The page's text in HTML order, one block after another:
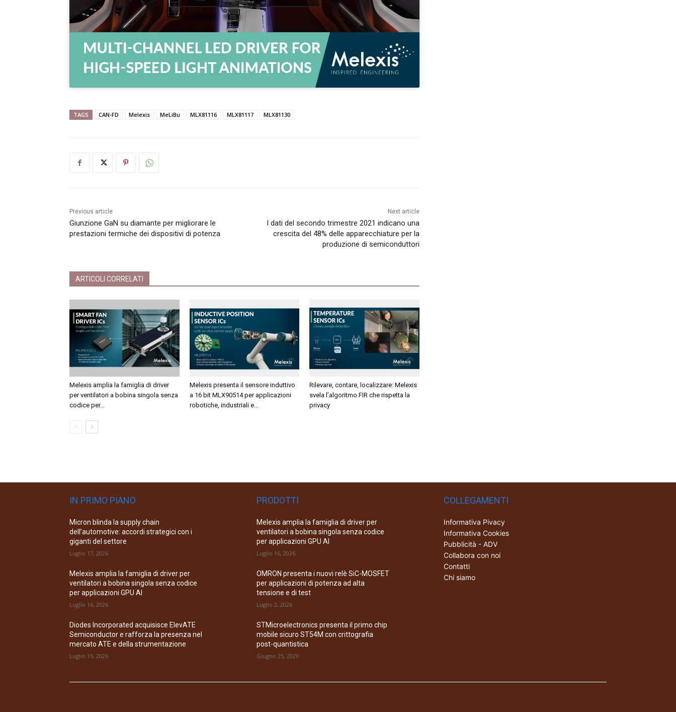
TAGS CAN-FD Melexis MeLiBu MLX81116 MLX81117 MLX81130
Previous article
Giunzione GaN su diamante per migliorare le
prestazioni termiche dei dispositivi di potenza
Next article
I dati del secondo trimestre 2021 indicano una
crescita del 48% delle apparecchiature per la
produzione di semiconduttori
ARTICOLI CORRELATI
Melexis amplia la famiglia di driver
per ventilatori a bobina singola senza
codice per...
Melexis presenta il sensore induttivo
a 16 bit MLX90514 per applicazioni
robotiche, industriali e...
Rilevare, contare, localizzare: Melexis
svela l’algoritmo FIR che rispetta la
privacy
IN PRIMO PIANO
Micron blinda la supply chain
dell’automotive: accordi strategici con i
giganti del settore
Luglio 17, 2026
Melexis amplia la famiglia di driver per
ventilatori a bobina singola senza codice
per applicazioni GPU AI
Luglio 16, 2026
Diodes Incorporated acquisisce ElevATE
Semiconductor e rafforza la presenza nel
mercato ATE e della strumentazione
Luglio 15, 2026
PRODOTTI
Melexis amplia la famiglia di driver per
ventilatori a bobina singola senza codice
per applicazioni GPU AI
Luglio 16, 2026
OMRON presenta i nuovi relè SiC-MOSFET
per applicazioni di potenza ad alta
tensione e di test
Luglio 2, 2026
STMicroelectronics presenta il primo chip
mobile sicuro ST54M con crittografia
post-quantistica
Giugno 25, 2026
COLLEGAMENTI
Informativa Pivacy
Informativa Cookies
Pubblicità - ADV
Collabora con noi
Contatti
Chi siamo